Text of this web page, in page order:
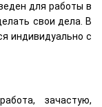
для работы в
свои дела. В
индивидуально с
зачастую,